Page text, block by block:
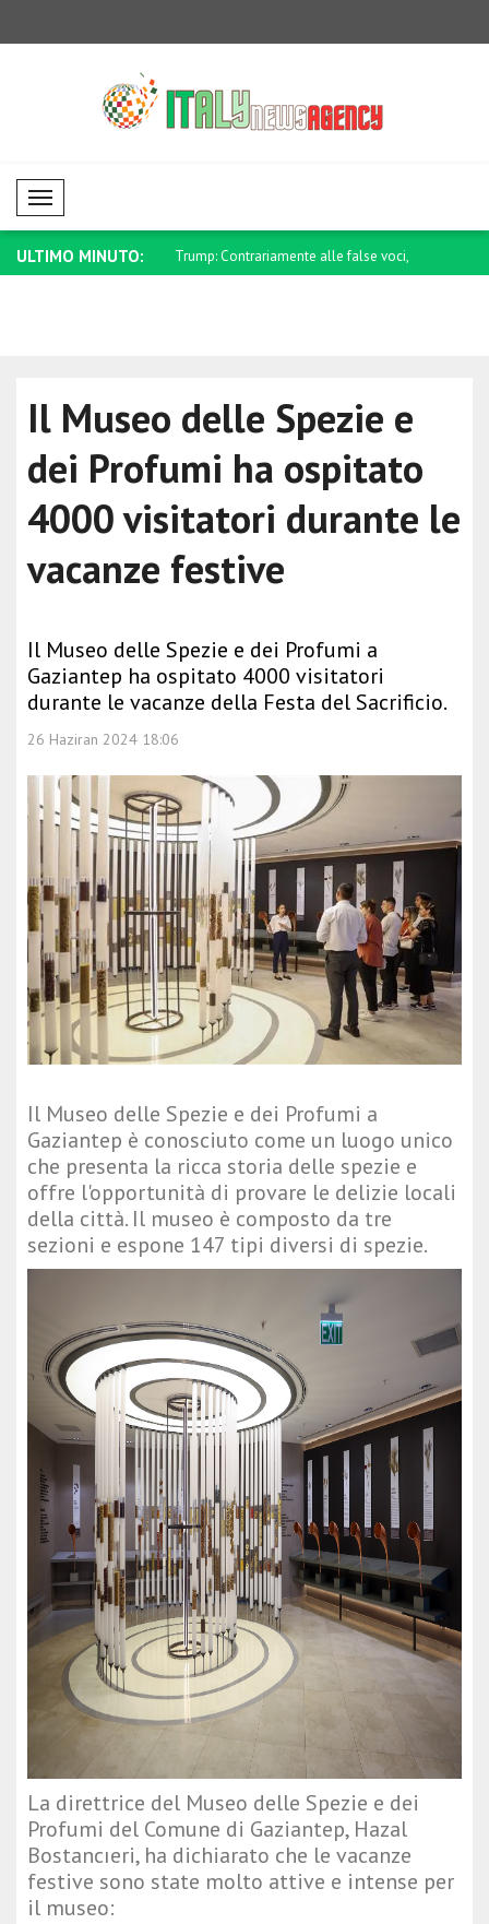
Mobil Menü
ULTIMO MINUTO:
alle false voci, Saar: Israele continuerà a difendere i p..
Il Museo delle Spezie e
dei Profumi ha ospitato
4000 visitatori durante le
vacanze festive
Il Museo delle Spezie e dei Profumi a
Gaziantep ha ospitato 4000 visitatori
durante le vacanze della Festa del Sacrificio.
26 Haziran 2024 18:06
Il Museo delle Spezie e dei Profumi a
Gaziantep è conosciuto come un luogo unico
che presenta la ricca storia delle spezie e
offre l'opportunità di provare le delizie locali
della città. Il museo è composto da tre
sezioni e espone 147 tipi diversi di spezie.
La direttrice del Museo delle Spezie e dei
Profumi del Comune di Gaziantep, Hazal
Bostancıeri, ha dichiarato che le vacanze
festive sono state molto attive e intense per
il museo: